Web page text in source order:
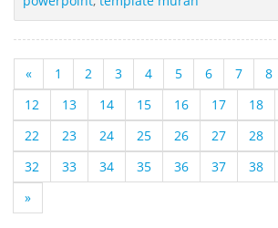
« 1 2 3 4 5 6 7 8
12
13 14 15 16 17 18
22
23 24 25 26 27 28
32
33 34 35 36 37 38
»